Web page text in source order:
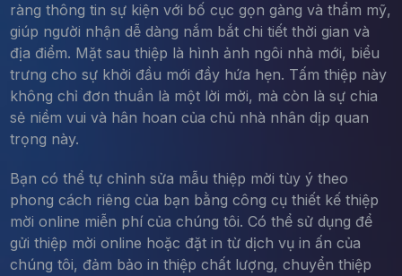
ràng thông tin sự kiện với bố cục gọn gàng và thẩm mỹ,
giúp người nhận dễ dàng nắm bắt chi tiết thời gian và
địa điểm. Mặt sau thiệp là hình ảnh ngôi nhà mới, biểu
trưng cho sự khởi đầu mới đầy hứa hẹn. Tấm thiệp này
không chỉ đơn thuần là một lời mời, mà còn là sự chia
sẻ niềm vui và hân hoan của chủ nhà nhân dịp quan
trọng này.
Bạn có thể tự chỉnh sửa mẫu thiệp mời tùy ý theo
phong cách riêng của bạn bằng công cụ thiết kế thiệp
mời online miễn phí của chúng tôi. Có thể sử dụng để
gửi thiệp mời online hoặc đặt in từ dịch vụ in ấn của
chúng tôi, đảm bảo in thiệp chất lượng, chuyển thiệp